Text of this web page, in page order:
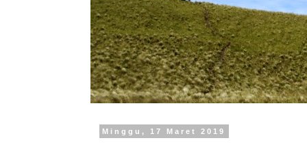
Minggu, 17 Maret 2019